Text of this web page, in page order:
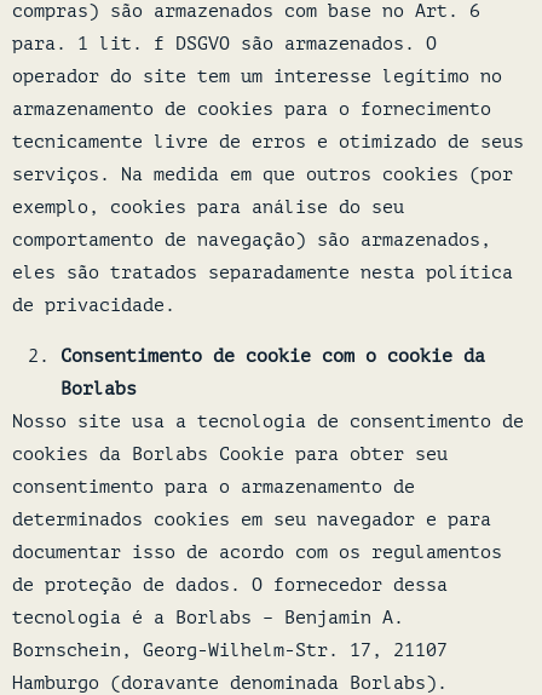
compras) são armazenados com base no Art. 6
para. 1 lit. f DSGVO são armazenados. O
operador do site tem um interesse legítimo no
armazenamento de cookies para o fornecimento
tecnicamente livre de erros e otimizado de seus
serviços. Na medida em que outros cookies (por
exemplo, cookies para análise do seu
comportamento de navegação) são armazenados,
eles são tratados separadamente nesta política
de privacidade.
Consentimento de cookie com o cookie da
Borlabs
Nosso site usa a tecnologia de consentimento de
cookies da Borlabs Cookie para obter seu
consentimento para o armazenamento de
determinados cookies em seu navegador e para
documentar isso de acordo com os regulamentos
de proteção de dados. O fornecedor dessa
tecnologia é a Borlabs – Benjamin A.
Bornschein, Georg-Wilhelm-Str. 17, 21107
Hamburgo (doravante denominada Borlabs).